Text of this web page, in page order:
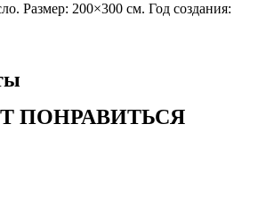
Размер: 200×300 см. Год создания:
ПОНРАВИТЬСЯ